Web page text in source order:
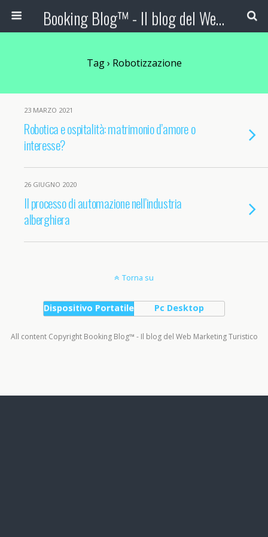
Booking Blog™ - Il blog del Web Marketing Turistico
Tag › Robotizzazione
23 MARZO 2021
Robotica e ospitalità: matrimonio d’amore o
interesse?
26 GIUGNO 2020
Il processo di automazione nell’industria
alberghiera
Torna su
Dispositivo Portatile Pc Desktop
All content Copyright Booking Blog™ - Il blog del Web Marketing Turistico